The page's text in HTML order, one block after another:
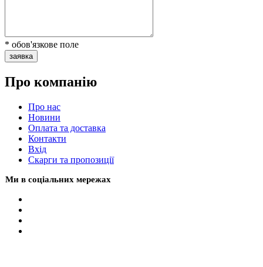
* обов'язкове поле
заявка
Про компанію
Про нас
Новини
Оплата та доставка
Контакти
Вхiд
Скарги та пропозиції
Ми в соціальних мережах